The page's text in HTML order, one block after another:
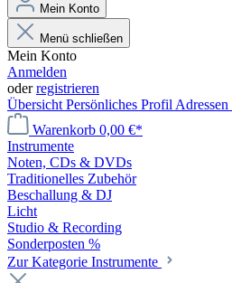
Mein Konto
Menü schließen
Mein Konto
Anmelden
oderregistrieren
Übersicht Persönliches Profil Adressen
Warenkorb 0,00 €*
Instrumente
Noten, CDs & DVDs
Traditionelles Zubehör
Beschallung & DJ
Licht
Studio & Recording
Sonderposten %
Zur Kategorie Instrumente